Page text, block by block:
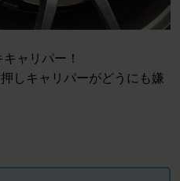
ャリパー！
しキャリパーがどうにも嫌